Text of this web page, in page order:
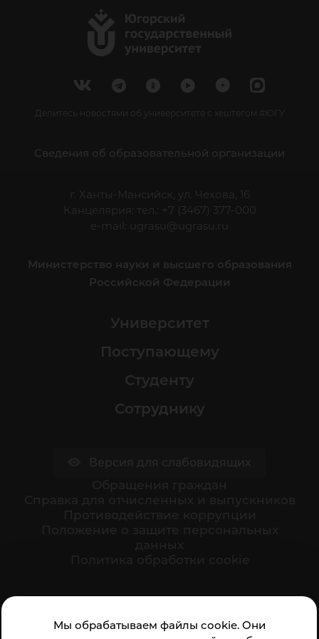
Мы обрабатываем файлы cookie. Они
Делитесь новостями об университете с хештегом #ЮГУ
Сведения об образовательной организации
г. Ханты-Мансийск, ул. Чехова, 16
Канцелярия: тел.: +7 (3467) 377-000
e-mail:
ugrasu@ugrasu.ru
Министерство науки и высшего образования
Российской Федерации
Университет
Поступающему
Студенту
Сотруднику
организации: